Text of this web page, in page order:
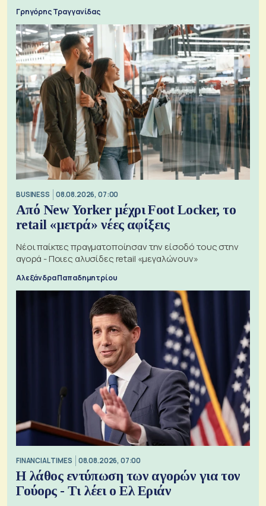
Γρηγόρης Τραγγανίδας
BUSINESS 08.08.2026, 07:00
Από New Yorker μέχρι Foot Locker, το
retail «μετρά» νέες αφίξεις
Νέοι παίκτες πραγματοποίησαν την είσοδό τους στην
αγορά - Ποιες αλυσίδες retail «μεγαλώνουν»
Αλεξάνδρα Παπαδημητρίου
FINANCIAL TIMES 08.08.2026, 07:00
Η λάθος εντύπωση των αγορών για τον
Γούορς - Τι λέει ο Ελ Εριάν